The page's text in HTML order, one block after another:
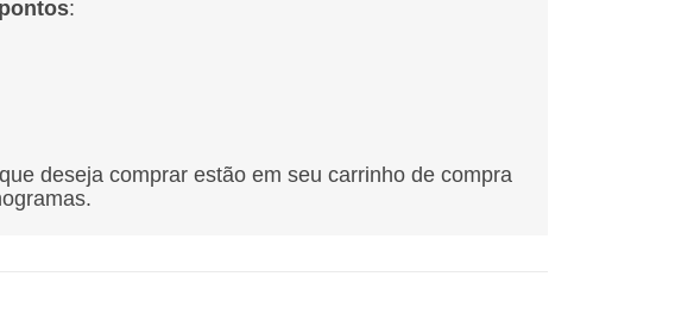
:
deseja comprar estão em seu carrinho de compra